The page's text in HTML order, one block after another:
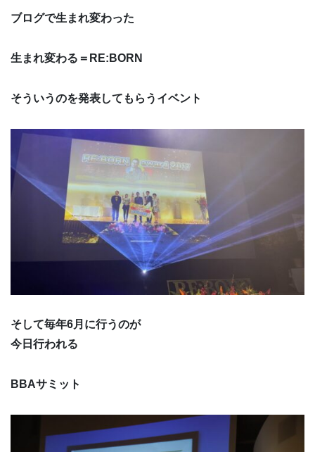
ブログで生まれ変わった
生まれ変わる＝RE:BORN
そういうのを発表してもらうイベント
そして毎年6月に行うのが
今日行われる
BBAサミット